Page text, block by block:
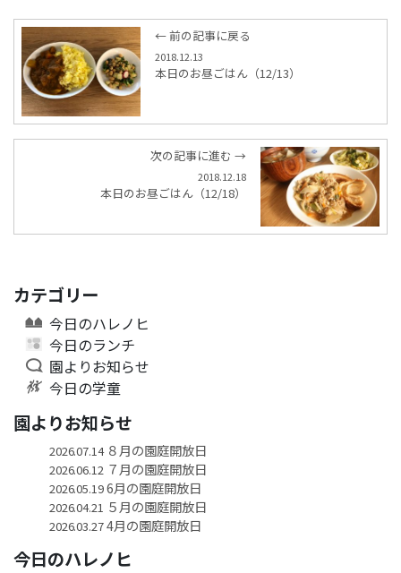
← 前の記事に戻る
2018.12.13
本日のお昼ごはん（12/13）
次の記事に進む →
2018.12.18
本日のお昼ごはん（12/18）
カテゴリー
今日のハレノヒ
今日のランチ
園よりお知らせ
今日の学童
園よりお知らせ
2026.07.14８月の園庭開放日
2026.06.12 ７月の園庭開放日
2026.05.196月の園庭開放日
2026.04.21 ５月の園庭開放日
2026.03.274月の園庭開放日
今日のハレノヒ